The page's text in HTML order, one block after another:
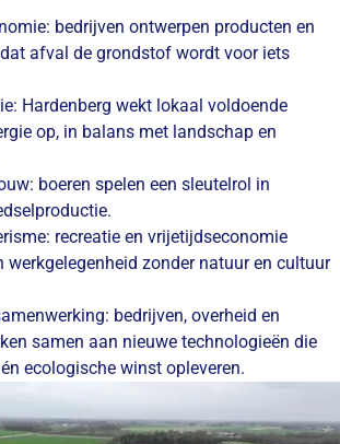
bedrijven ontwerpen producten en
afval de grondstof wordt voor iets
Hardenberg wekt lokaal voldoende
op, in balans met landschap en
boeren spelen een sleutelrol in
recreatie en vrijetijdseconomie
werkgelegenheid zonder natuur en cultuur
bedrijven, overheid en
samen aan nieuwe technologieën die
ecologische winst opleveren.